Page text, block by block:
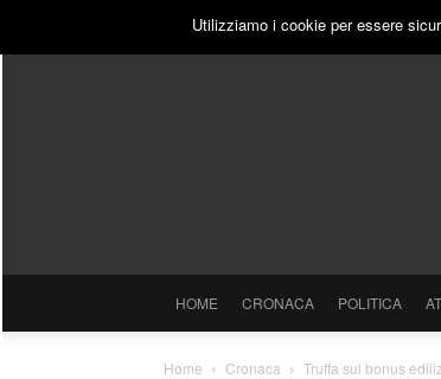
VENERDÌ, 7 AGOSTO 2026
HOME CRONACA POLITICA
Home Cronaca Truffa sui bonus
Utilizziamo i cookie per essere